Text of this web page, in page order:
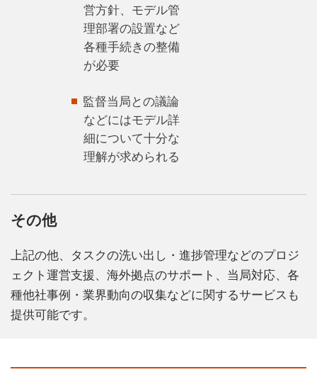
営方針、モデル管
理部署の設置など
各種手続きの整備
が必要
監督当局との議論
などにはモデル詳
細について十分な
理解が求められる
その他
上記の他、タスクの洗い出し・進捗管理などのプロジ
ェクト運営支援、海外拠点のサポート、当局対応、各
種他社事例・業界動向の収集などに関するサービスも
提供可能です。